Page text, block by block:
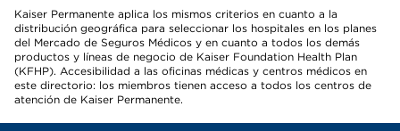
Kaiser Permanente aplica los mismos criterios en cuanto a la
distribución geográfica para seleccionar los hospitales en los planes
del Mercado de Seguros Médicos y en cuanto a todos los demás
productos y líneas de negocio de Kaiser Foundation Health Plan
(KFHP). Accesibilidad a las oficinas médicas y centros médicos en
este directorio: los miembros tienen acceso a todos los centros de
atención de Kaiser Permanente.